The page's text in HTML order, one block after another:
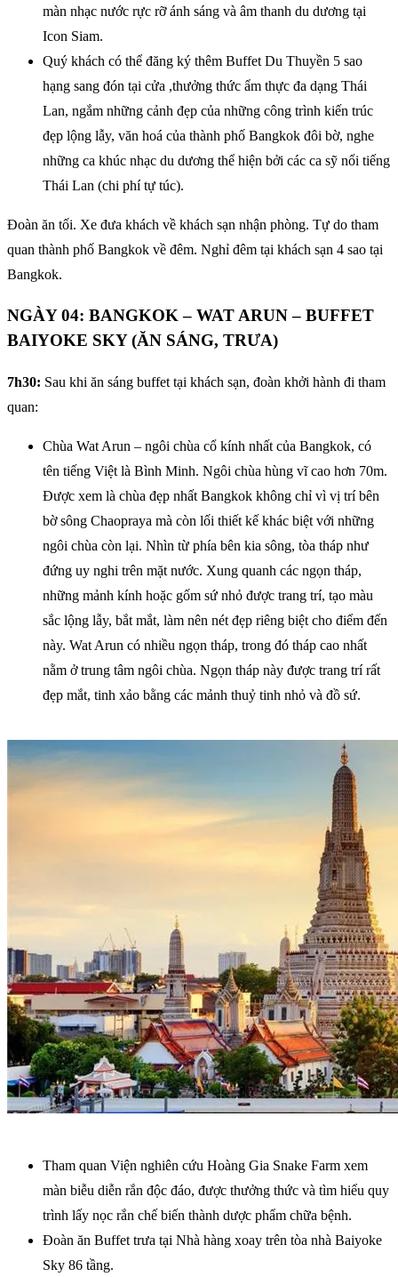
màn nhạc nước rực rỡ ánh sáng và âm thanh du dương tại
Icon Siam.
Quý khách có thể đăng ký thêm Buffet Du Thuyền 5 sao
hạng sang đón tại cửa ,thưởng thức ẩm thực đa dạng Thái
Lan, ngắm những cảnh đẹp của những công trình kiến trúc
đẹp lộng lẫy, văn hoá của thành phố Bangkok đôi bờ, nghe
những ca khúc nhạc du dương thể hiện bởi các ca sỹ nổi tiếng
Thái Lan (chi phí tự túc).
Đoàn ăn tối. Xe đưa khách về khách sạn nhận phòng. Tự do tham
quan thành phố Bangkok về đêm. Nghỉ đêm tại khách sạn 4 sao tại
Bangkok.
NGÀY 04: BANGKOK – WAT ARUN – BUFFET
BAIYOKE SKY (ĂN SÁNG, TRƯA)
7h30: Sau khi ăn sáng buffet tại khách sạn, đoàn khởi hành đi tham
quan:
Chùa Wat Arun – ngôi chùa cổ kính nhất của Bangkok, có
tên tiếng Việt là Bình Minh. Ngôi chùa hùng vĩ cao hơn 70m.
Được xem là chùa đẹp nhất Bangkok không chỉ vì vị trí bên
bờ sông Chaopraya mà còn lối thiết kế khác biệt với những
ngôi chùa còn lại. Nhìn từ phía bên kia sông, tòa tháp như
đứng uy nghi trên mặt nước. Xung quanh các ngọn tháp,
những mảnh kính hoặc gốm sứ nhỏ được trang trí, tạo màu
sắc lộng lẫy, bắt mắt, làm nên nét đẹp riêng biệt cho điểm đến
này. Wat Arun có nhiều ngọn tháp, trong đó tháp cao nhất
nằm ở trung tâm ngôi chùa. Ngọn tháp này được trang trí rất
đẹp mắt, tinh xảo bằng các mảnh thuỷ tinh nhỏ và đồ sứ.
Tham quan Viện nghiên cứu Hoàng Gia Snake Farm xem
màn biễu diễn rắn độc đáo, được thưởng thức và tìm hiểu quy
trình lấy nọc rắn chế biến thành dược phẩm chữa bệnh.
Đoàn ăn Buffet trưa tại Nhà hàng xoay trên tòa nhà Baiyoke
Sky 86 tầng.